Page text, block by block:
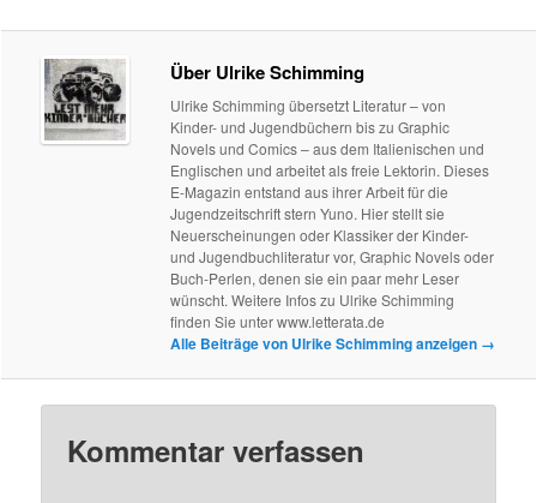
Über Ulrike Schimming
Ulrike Schimming übersetzt Literatur – von
Kinder- und Jugendbüchern bis zu Graphic
Novels und Comics – aus dem Italienischen und
Englischen und arbeitet als freie Lektorin. Dieses
E-Magazin entstand aus ihrer Arbeit für die
Jugendzeitschrift stern Yuno. Hier stellt sie
Neuerscheinungen oder Klassiker der Kinder-
und Jugendbuchliteratur vor, Graphic Novels oder
Buch-Perlen, denen sie ein paar mehr Leser
wünscht. Weitere Infos zu Ulrike Schimming
finden Sie unter www.letterata.de
Alle Beiträge von Ulrike Schimming anzeigen →
Kommentar verfassen